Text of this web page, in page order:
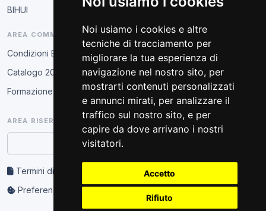
Noi usiamo i cookies e altre
tecniche di tracciamento per
migliorare la tua esperienza di
navigazione nel nostro sito, per
mostrarti contenuti personalizzati
e annunci mirati, per analizzare il
traffico sul nostro sito, e per
capire da dove arrivano i nostri
visitatori.
Accetto
Rifiuto
BIHUI
AREA COMMERCIALE
Condizioni B2B
Catalogo 2026
Formazione tecnica
AREA RISERVATA
Accesso partner
Termini di servizio e privacy
Preferenze cookie